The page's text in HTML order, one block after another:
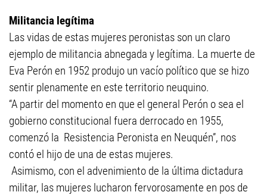
Militancia legítima
Las vidas de estas mujeres peronistas son un claro
ejemplo de militancia abnegada y legítima. La muerte de
Eva Perón en 1952 produjo un vacío político que se hizo
sentir plenamente en este territorio neuquino.
“A partir del momento en que el general Perón o sea el
gobierno constitucional fuera derrocado en 1955,
comenzó la Resistencia Peronista en Neuquén”, nos
contó el hijo de una de estas mujeres.
Asimismo, con el advenimiento de la última dictadura
militar, las mujeres lucharon fervorosamente en pos de